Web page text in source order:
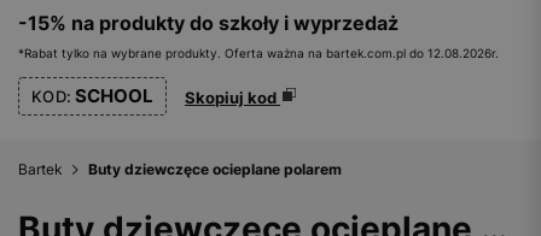
-15% na produkty do szkoły i wyprzedaż
*Rabat tylko na wybrane produkty. Oferta ważna na bartek.com.pl do 12.08.2026r.
KOD: SCHOOL Skopiuj kod
Bartek Buty dziewczęce ocieplane polarem